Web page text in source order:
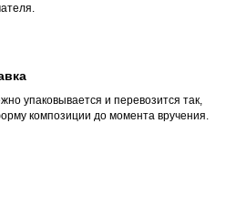
упаковывается и перевозится так,
композиции до момента вручения.